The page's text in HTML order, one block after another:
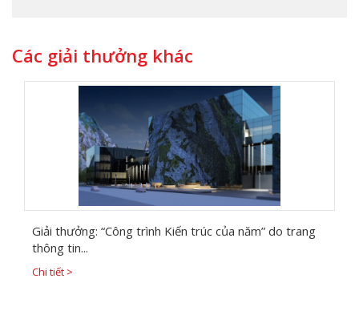
Các giải thưởng khác
Giải thưởng: “Công trình Kiến trúc của năm” do trang
thông tin...
Chi tiết >